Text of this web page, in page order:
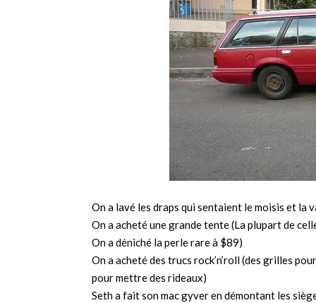
On a lavé les draps qui sentaient le moisis et la
On a acheté une grande tente (La plupart de
On a déniché la perle rare à $89)
On a acheté des trucs rock’n’roll (des grilles
pour mettre des rideaux)
Seth a fait son mac gyver en démontant les